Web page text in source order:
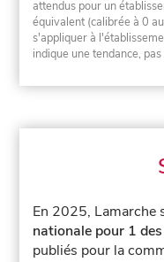
attendus pour un
équivalent (calibrée à 0
s'appliquer à
indique une tendance,
En 2025, Lamarche
nationale pour 1
publiés pour la